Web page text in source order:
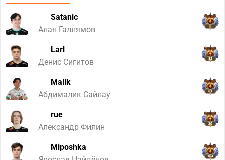
Satanic
Алан Галлямов
5
Larl
Денис Сигитов
82
Malik
Абдималик Сайлау
61
rue
Александр Филин
20
Miposhka
104